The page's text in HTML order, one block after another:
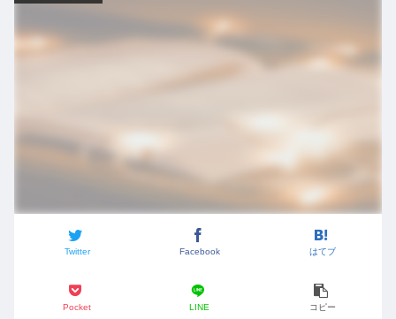
Twitter Facebook はてブ
Pocket LINE コピー